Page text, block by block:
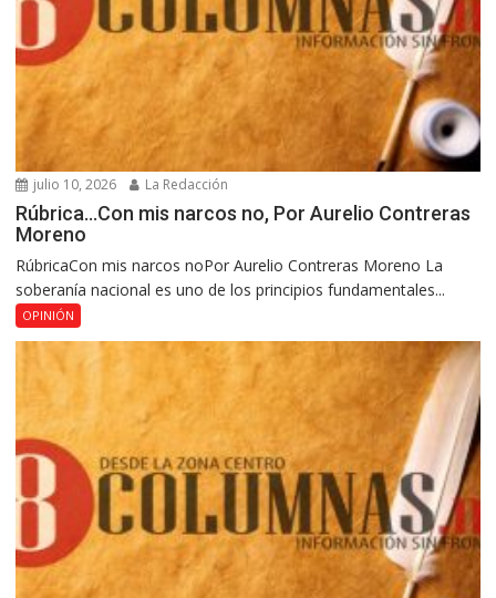
julio 10, 2026 La Redacción
Rúbrica…Con mis narcos no, Por Aurelio Contreras
Moreno
RúbricaCon mis narcos noPor Aurelio Contreras Moreno La
soberanía nacional es uno de los principios fundamentales...
OPINIÓN